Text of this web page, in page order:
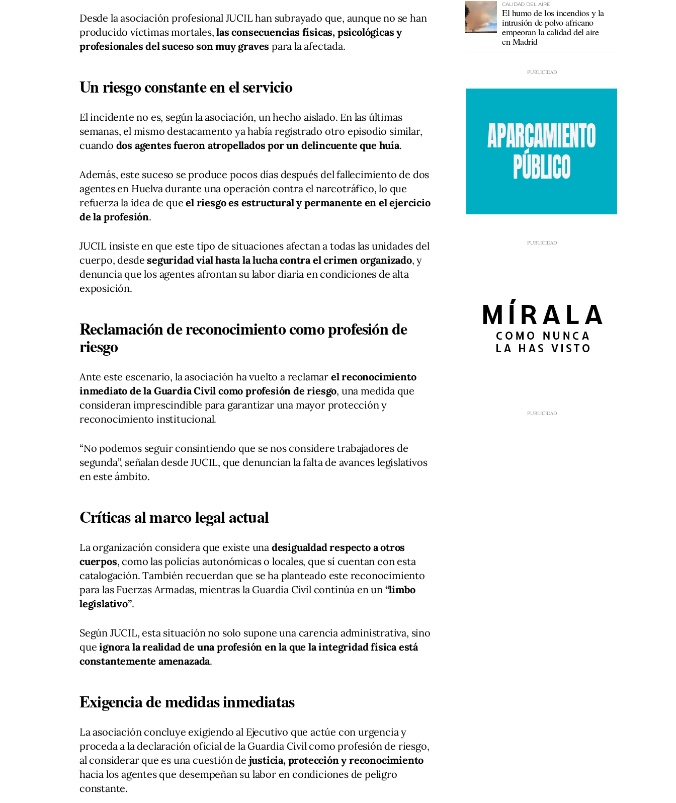
Desde la asociación profesional JUCIL han subrayado que, aunque no se han
producido víctimas mortales,las consecuencias físicas, psicológicas y
profesionales del suceso son muy graves para la afectada.
Un riesgo constante en el servicio
El incidente no es, según la asociación, un hecho aislado. En las últimas
semanas, el mismo destacamento ya había registrado otro episodio similar,
cuando dos agentes fueron atropellados por un delincuente que huía.
Además, este suceso se produce pocos días después del fallecimiento de dos
agentes en Huelva durante una operación contra el narcotráfico, lo que
refuerza la idea de queel riesgo es estructural y permanente en el ejercicio
de la profesión.
JUCIL insiste en que este tipo de situaciones afectan a todas las unidades del
cuerpo, desdeseguridad vial hasta la lucha contra el crimen organizado, y
denuncia que los agentes afrontan su labor diaria en condiciones de alta
exposición.
Reclamación de reconocimiento como profesión de
riesgo
Ante este escenario, la asociación ha vuelto a reclamar el reconocimiento
inmediato de la Guardia Civil como profesión de riesgo, una medida que
consideran imprescindible para garantizar una mayor protección y
reconocimiento institucional.
“No podemos seguir consintiendo que se nos considere trabajadores de
segunda”, señalan desde JUCIL, que denuncian la falta de avances legislativos
en este ámbito.
Críticas al marco legal actual
La organización considera que existe una desigualdad respecto a otros
cuerpos, como las policías autonómicas o locales, que sí cuentan con esta
catalogación. También recuerdan que se ha planteado este reconocimiento
para las Fuerzas Armadas, mientras la Guardia Civil continúa en un “limbo
legislativo”.
Según JUCIL, esta situación no solo supone una carencia administrativa, sino
queignora la realidad de una profesión en la que la integridad física está
constantemente amenazada.
Exigencia de medidas inmediatas
La asociación concluye exigiendo al Ejecutivo que actúe con urgencia y
proceda a la declaración oficial de la Guardia Civil como profesión de riesgo,
al considerar que es una cuestión de justicia, protección y reconocimiento
hacia los agentes que desempeñan su labor en condiciones de peligro
constante.
CALIDAD DEL AIRE
El humo de los incendios y la
intrusión de polvo africano
empeoran la calidad del aire
en Madrid